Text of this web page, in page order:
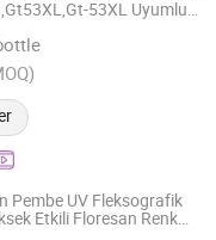
53XL Uyumlu
5810,5820
Yazıcı için
Pembe UV Fleksografik
Etkili Floresan Renk
Ltd